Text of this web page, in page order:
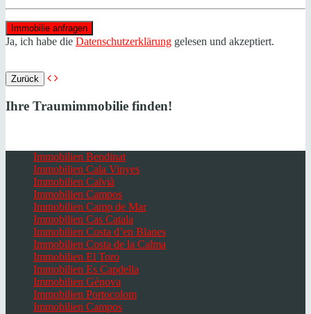
Ja, ich habe die Datenschutzerklärung gelesen und akzeptiert.
Zurück
Ihre Traumimmobilie finden!
Immobilien Bendinat
Immobilien Cala Vinyes
Immobilien Calvià
Immobilien Campos
Immobilien Camp de Mar
Immobilien Cas Catala
Immobilien Costa d’en Blanes
Immobilien Costa de la Calma
Immobilien El Toro
Immobilien Es Capdella
Immobilien Génova
Immobilien Portocolom
Immobilien Campos